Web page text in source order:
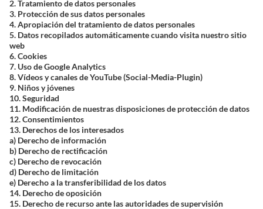
Noticias
Sobre Wynn’s
Encuentra un Distribuidor
2. Tratamiento de datos personales
3. Protección de sus datos personales
4. Apropiación del tratamiento de datos personales
5. Datos recopilados automáticamente cuando visita nuestro sitio
web
6. Cookies
7. Uso de Google Analytics
8. Vídeos y canales de YouTube (Social-Media-Plugin)
9. Niños y jóvenes
10. Seguridad
11. Modificación de nuestras disposiciones de protección de datos
12. Consentimientos
13. Derechos de los interesados
a) Derecho de información
b) Derecho de rectificación
c) Derecho de revocación
d) Derecho de limitación
e) Derecho a la transferibilidad de los datos
14. Derecho de oposición
15. Derecho de recurso ante las autoridades de supervisión